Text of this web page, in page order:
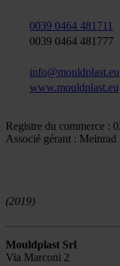
0039 0464 481711
0039 0464 481777
info@mouldplast.eu
www.mouldplast.eu
Registre du commerce :
Associé gérant : Meinrad
(2019)
Mouldplast Srl
Via Marconi 2